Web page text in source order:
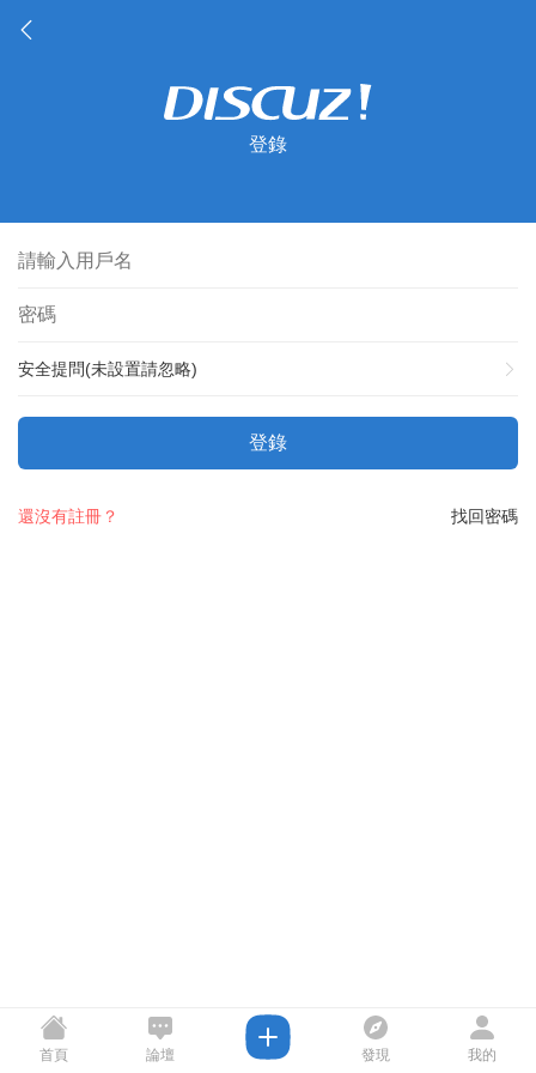
登錄
安全提問(未設置請忽略)
登錄
找回密碼
還沒有註冊？
首頁 論壇 發現 我的